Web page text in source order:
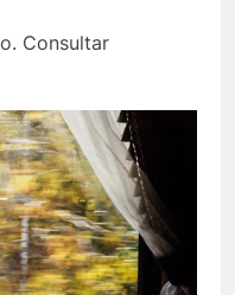
Consultar